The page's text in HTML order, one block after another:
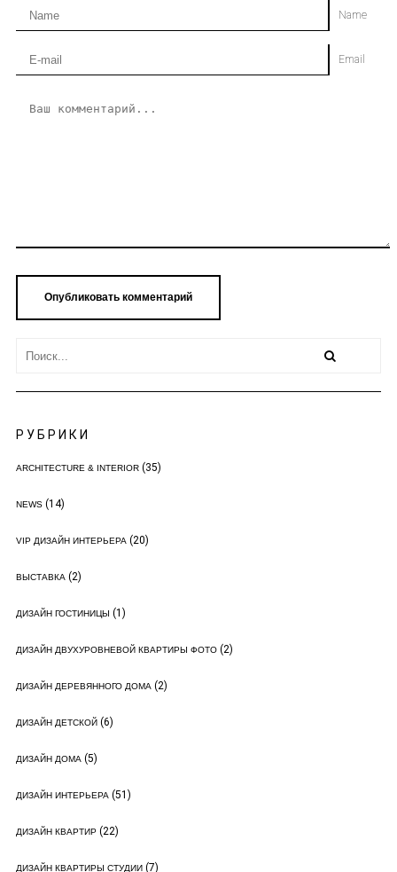
Name
Email
РУБРИКИ
ARCHITECTURE & INTERIOR(35)
NEWS(14)
VIP ДИЗАЙН ИНТЕРЬЕРА(20)
ВЫСТАВКА(2)
ДИЗАЙН ГОСТИНИЦЫ (1)
ДИЗАЙН ДВУХУРОВНЕВОЙ КВАРТИРЫ ФОТО(2)
ДИЗАЙН ДЕРЕВЯННОГО ДОМА(2)
ДИЗАЙН ДЕТСКОЙ(6)
ДИЗАЙН ДОМА(5)
ДИЗАЙН ИНТЕРЬЕРА(51)
ДИЗАЙН КВАРТИР(22)
ДИЗАЙН КВАРТИРЫ СТУДИИ(7)